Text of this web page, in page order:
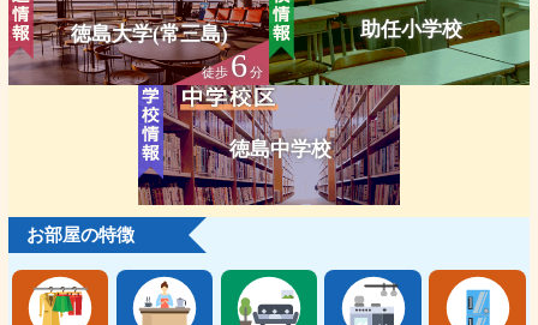
徳島大学(常三島)
徒歩6分
助任小学校
徳島中学校
お部屋の特徴